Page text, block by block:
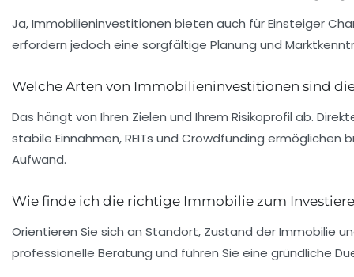
Ja, Immobilieninvestitionen bieten auch für Einsteiger
erfordern jedoch eine sorgfältige Planung und
Welche Arten von Immobilieninvestitionen sind
Das hängt von Ihren Zielen und Ihrem Risikoprofil ab.
stabile Einnahmen, REITs und Crowdfunding ermöglichen
Aufwand.
Wie finde ich die richtige Immobilie zum
Orientieren Sie sich an Standort, Zustand der Immobilie
professionelle Beratung und führen Sie eine gründliche